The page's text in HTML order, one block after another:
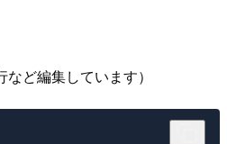
ど編集しています）